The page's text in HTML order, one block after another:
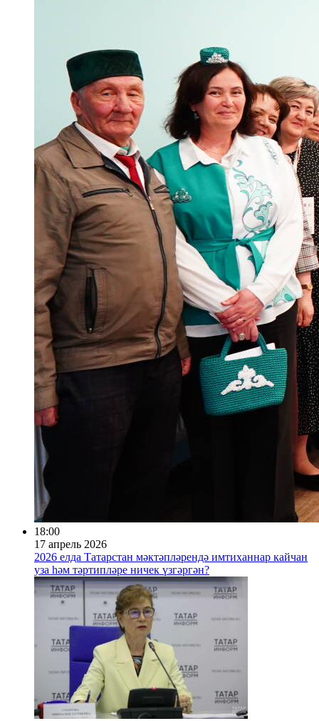
18:00
17 апрель 2026
2026 елда Татарстан мәктәпләрендә имтиханнар кайчан
уза һәм тәртипләре ничек үзгәргән?